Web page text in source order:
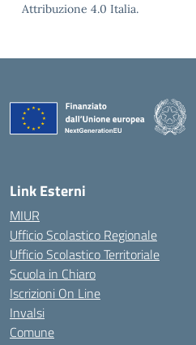
Attribuzione 4.0 Italia.
Link Esterni
MIUR
Ufficio Scolastico Regionale
Ufficio Scolastico Territoriale
Scuola in Chiaro
Iscrizioni On Line
Invalsi
Comune